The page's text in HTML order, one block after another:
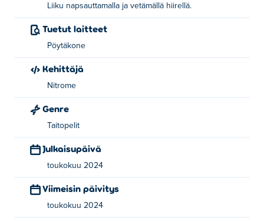
Kauhan on luonut Nitrome. Pelaa heidän muita pelejään
Kuinka voin pelata Bucketia ilmaiseksi?
Voit pelata Bucketia ilmaiseksi pelissä Poki.
Voinko pelata Bucketia mobiililaitteilla ja
työpöydällä?
Liiku napsauttamalla ja vetämällä hiirellä.
Tuetut laitteet
Pöytäkone
Kehittäjä
Nitrome
Genre
Taitopelit
Julkaisupäivä
toukokuu 2024
Viimeisin päivitys
toukokuu 2024